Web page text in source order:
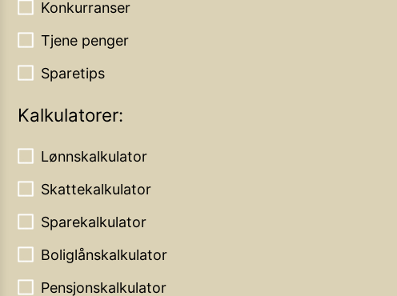
Konkurranser
Tjene penger
Sparetips
Kalkulatorer:
Lønnskalkulator
Skattekalkulator
Sparekalkulator
Boliglånskalkulator
Pensjonskalkulator